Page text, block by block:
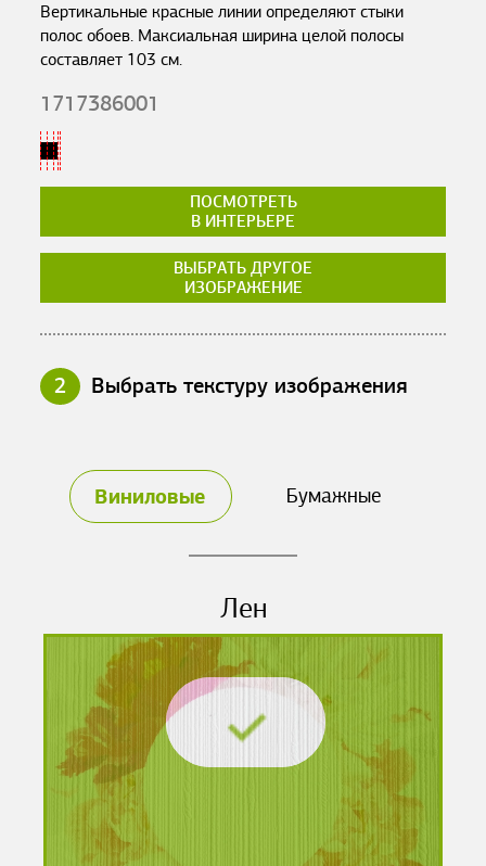
Вертикальные красные линии определяют стыки
полос обоев. Максиальная ширина целой полосы
составляет 103 см.
1717386001
ПОСМОТРЕТЬ
В ИНТЕРЬЕРЕ
ВЫБРАТЬ ДРУГОЕ
ИЗОБРАЖЕНИЕ
2 Выбрать текстуру изображения
Виниловые Бумажные
Лен